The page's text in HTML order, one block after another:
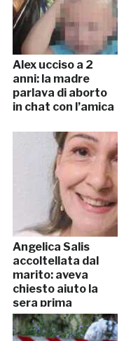
Alex ucciso a 2
anni: la madre
parlava di aborto
in chat con l’amica
Angelica Salis
accoltellata dal
marito: aveva
chiesto aiuto la
sera prima